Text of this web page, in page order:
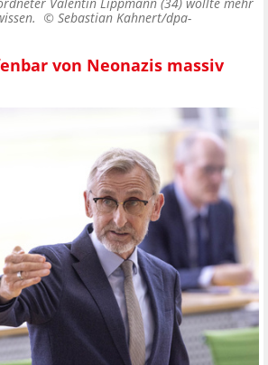
Valentin Lippmann (34) wollte mehr
© Sebastian Kahnert/dpa-
von Neonazis massiv